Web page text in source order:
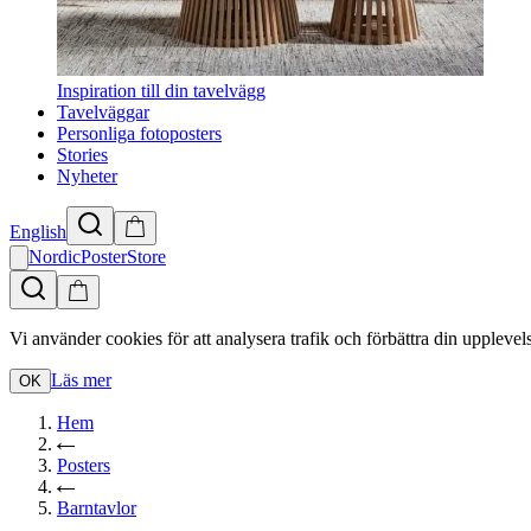
Inspiration till din tavelvägg
Tavelväggar
Personliga fotoposters
Stories
Nyheter
English
NordicPosterStore
Vi använder cookies för att analysera trafik och förbättra din
OK Läs mer
Hem
Posters
Barntavlor